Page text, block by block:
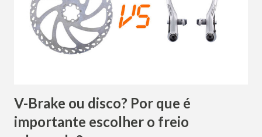
serviços? Quais os produtos vai vender? Quais os serviços
vai oferecer? Quem é o seu público-alvo? Existem
concorrentes? Quais? Quanto espera crescer no primeiro
ano? Quanto de Capital vai necessitar para abrir a l...
V-Brake ou disco? Por que é
importante escolher o freio